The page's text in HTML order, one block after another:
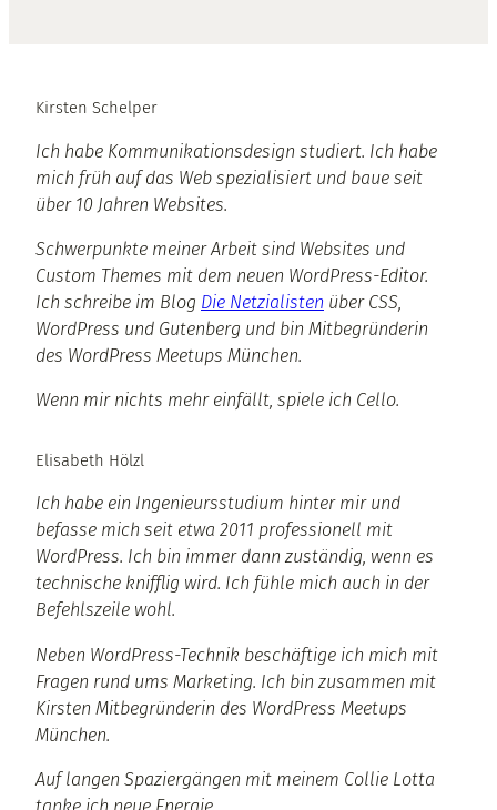
Kirsten Schelper
Ich habe Kommunikationsdesign studiert. Ich habe
mich früh auf das Web spezialisiert und baue seit
über 10 Jahren Websites.
Schwerpunkte meiner Arbeit sind Websites und
Custom Themes mit dem neuen WordPress-Editor.
Ich schreibe im Blog Die Netzialisten über CSS,
WordPress und Gutenberg und bin Mitbegründerin
des WordPress Meetups München.
Wenn mir nichts mehr einfällt, spiele ich Cello.
Elisabeth Hölzl
Ich habe ein Ingenieursstudium hinter mir und
befasse mich seit etwa 2011 professionell mit
WordPress. Ich bin immer dann zuständig, wenn es
technische knifflig wird. Ich fühle mich auch in der
Befehlszeile wohl.
Neben WordPress-Technik beschäftige ich mich mit
Fragen rund ums Marketing. Ich bin zusammen mit
Kirsten Mitbegründerin des WordPress Meetups
München.
Auf langen Spaziergängen mit meinem Collie Lotta